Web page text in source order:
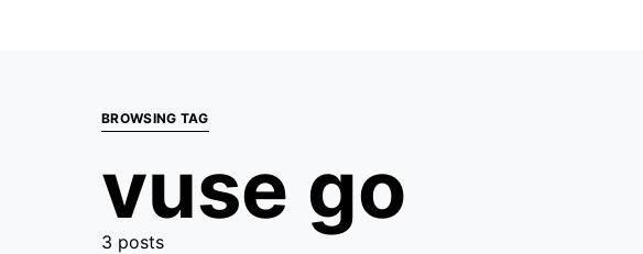
BROWSING TAG
vuse go
3 posts